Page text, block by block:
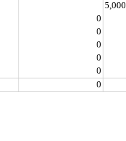
0
0
0
0
0
0